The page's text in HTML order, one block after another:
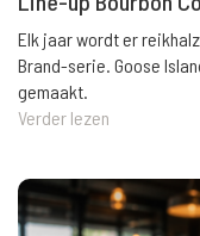
Elk jaar wordt er
Brand-serie. Goose
gemaakt.
Verder lezen